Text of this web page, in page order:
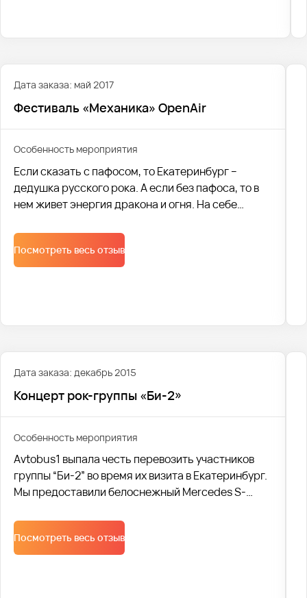
задействовано 10 автобусов. Каждый из наших
клиентов остался абсолютно доволен сервисом. И
нашими услугами и отправиться на «Механика
2019» в следующем году.
Дата заказа: май 2017
Фестиваль «Механика» OpenAir
Особенность мероприятия
Если сказать с пафосом, то Екатеринбург –
дедушка русского рока. А если без пафоса, то в
нем живет энергия дракона и огня. На себе
наследия драконов участники крупнейшей
музыкальной вечеринки на Урале.
Посмотреть весь отзыв
Дата заказа: декабрь 2015
Концерт рок-группы «Би-2»
Особенность мероприятия
Avtobus1 выпала честь перевозить участников
группы “Би-2” во время их визита в Екатеринбург.
Мы предоставили белоснежный Mercedes S-
максимально комфортно и полностью
организовали поездку.
Посмотреть весь отзыв